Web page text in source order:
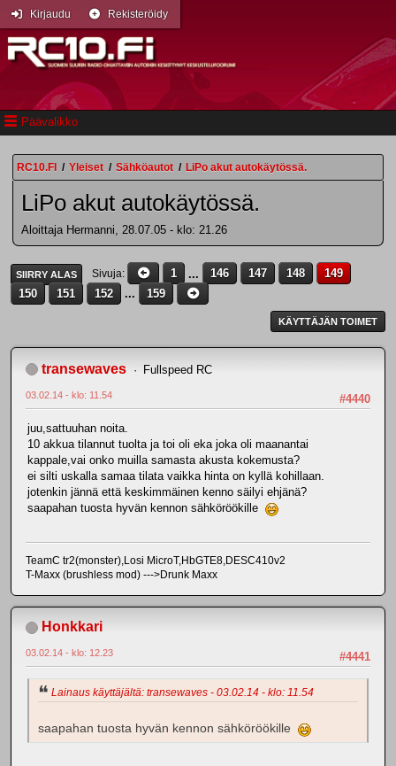
Päävalikko
Kirjaudu Rekisteröidy
RC10.FI / Yleiset / Sähköautot / LiPo akut autokäytössä.
LiPo akut autokäytössä.
Aloittaja Hermanni, 28.07.05 - klo: 21.26
SIIRRY ALAS Sivuja 1 ... 146 147 148
149
150
151 152 ... 159
KÄYTTÄJÄN TOIMET
transewaves Fullspeed RC
#4440
03.02.14 - klo: 11.54
juu,sattuuhan noita.
10 akkua tilannut tuolta ja toi oli eka joka oli maanantai
kappale,vai onko muilla samasta akusta kokemusta?
ei silti uskalla samaa tilata vaikka hinta on kyllä kohillaan.
jotenkin jännä että keskimmäinen kenno säilyi ehjänä?
saapahan tuosta hyvän kennon sähköröökille
TeamC tr2(monster),Losi MicroT,HbGTE8,DESC410v2
T-Maxx (brushless mod) --->Drunk Maxx
Honkkari
#4441
03.02.14 - klo: 12.23
Lainaus käyttäjältä: transewaves - 03.02.14 - klo: 11.54
saapahan tuosta hyvän kennon sähköröökille